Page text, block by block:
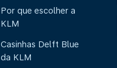
Por que escolher a
KLM
Casinhas Delft Blue
da KLM